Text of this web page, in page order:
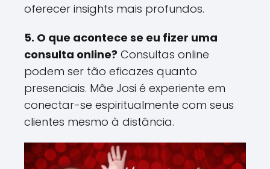
oferecer insights mais profundos​.
5. O que acontece se eu fizer uma
consulta online? Consultas online
podem ser tão eficazes quanto
presenciais. Mãe Josi é experiente em
conectar-se espiritualmente com seus
clientes mesmo à distância​.